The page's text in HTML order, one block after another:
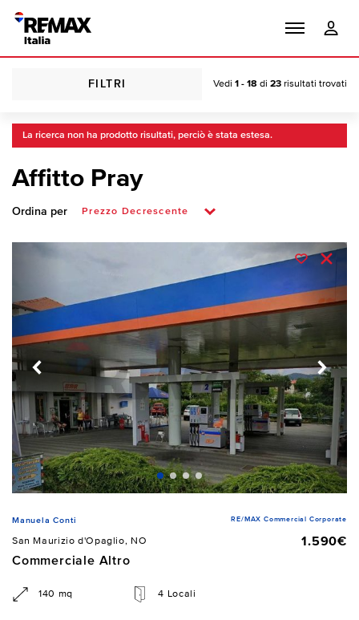
FILTRI Vedi 1 - 18 di 23 risultati trovati
La ricerca non ha prodotto risultati, perciò è stata estesa.
Affitto Pray
Ordina per
Manuela Conti RE/MAX Commercial Corporate
San Maurizio d'Opaglio, NO
1.590€
Commerciale Altro
140 mq 4 Locali